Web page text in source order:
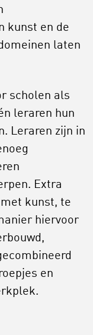
kunst en de
laten
scholen als
leraren hun
Leraren zijn in
Extra
kunst, te
hiervoor
en